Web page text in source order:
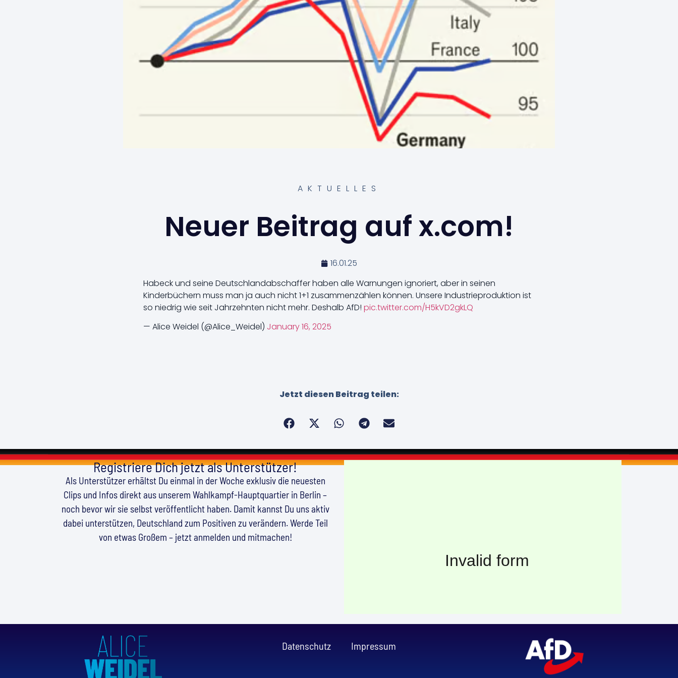
AKTUELLES
Neuer Beitrag auf x.com!
16.01.25
Habeck und seine Deutschlandabschaffer haben alle Warnungen ignoriert, aber in seinen
Kinderbüchern muss man ja auch nicht 1+1 zusammenzählen können. Unsere Industrieproduktion ist
so niedrig wie seit Jahrzehnten nicht mehr. Deshalb AfD! pic.twitter.com/H5kVD2gkLQ
— Alice Weidel (@Alice_Weidel) January 16, 2025
Jetzt diesen Beitrag teilen:
Registriere Dich jetzt als Unterstützer!
Als Unterstützer erhältst Du einmal in der Woche exklusiv die neuesten
Clips und Infos direkt aus unserem Wahlkampf-Hauptquartier in Berlin –
noch bevor wir sie selbst veröffentlicht haben. Damit kannst Du uns aktiv
dabei unterstützen, Deutschland zum Positiven zu verändern. Werde Teil
von etwas Großem – jetzt anmelden und mitmachen!
Datenschutz Impressum